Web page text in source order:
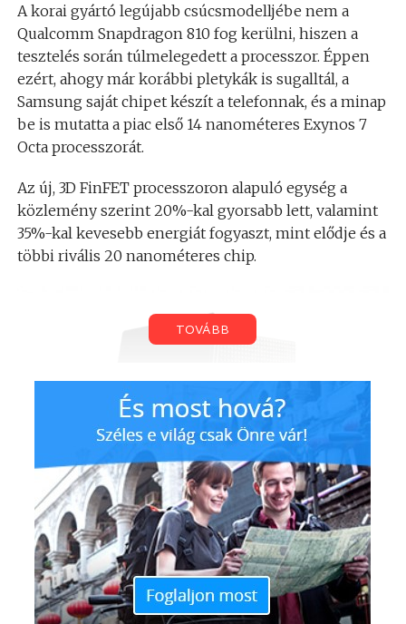
A korai gyártó legújabb csúcsmodelljébe nem a
Qualcomm Snapdragon 810 fog kerülni, hiszen a
tesztelés során túlmelegedett a processzor. Éppen
ezért, ahogy már korábbi pletykák is sugalltál, a
Samsung saját chipet készít a telefonnak, és a minap
be is mutatta a piac első 14 nanométeres Exynos 7
Octa processzorát.
Az új, 3D FinFET processzoron alapuló egység a
közlemény szerint 20%-kal gyorsabb lett, valamint
35%-kal kevesebb energiát fogyaszt, mint elődje és a
többi rivális 20 nanométeres chip.
TOVÁBB